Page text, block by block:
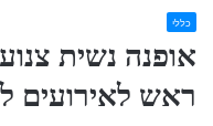
כללי
אופנה נשית
ראש לאירועים